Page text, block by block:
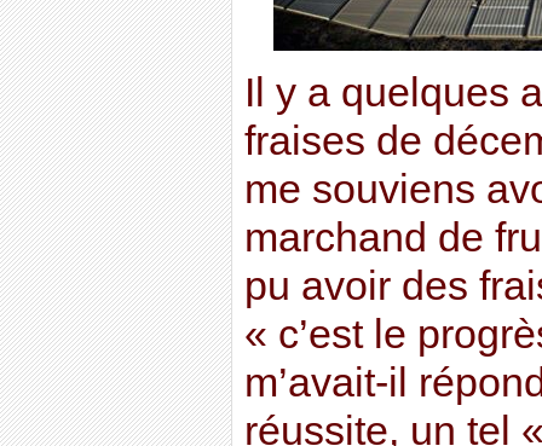
Il y a quelques
fraises de
me souviens
marchand de
pu avoir des
« c’est le
m’avait-il
réussite, un tel